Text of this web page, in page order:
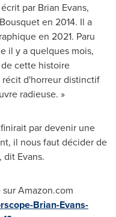
par Brian Evans,
en 2014. Il a
en 2021. Paru
il y a quelques mois,
cette histoire
d'horreur distinctif
radieuse. »
par devenir une
il nous faut décider de
Evans.
Amazon.com
Brian-Evans-